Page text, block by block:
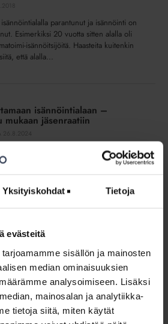
Yksityiskohdat Tietoja
evästeitä
sisällön ja mainosten
median ominaisuuksien
analysoimiseen. Lisäksi
mainosalan ja analytiikka-
tietoja siitä, miten käytät
parantunut ja isännöinti on
Esimerkiksi 20 vuotta sitten alalla oli
isännöitsijöitä. Haasteita kuitenkin
että alalla...
isännöintialaan –
mukaan jäsenraatiin
oikeita asioita oikealla
jäsenten panosta muun muassa
jäsenraatiin vaikuttamaan ja ideoimaan?
Isännöintiliitto on...
palkintojen
2018
7.9.2018
tämän vuoden Isännöintiliiton palkinto-
löytyvät nyt palkintojen shortlistalta.